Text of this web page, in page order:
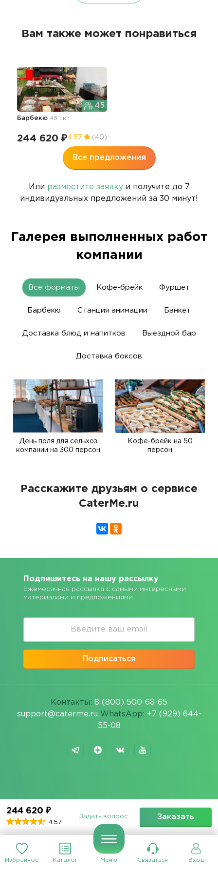
Избранное Каталог Меню Связаться Вход
244 620 ₽
4.57
Заказать
Задать вопрос
Вам также может понравиться
45
Барбекю 48.1 кг
244 620 ₽4.57 (40)
Все предложения
Или разместите заявкуи получите до 7
индивидуальных предложений за 30 минут!
Галерея выполненных работ
компании
Все форматы Кофе-брейк Фуршет
Барбекю Станция анимации Банкет
Доставка блюд и напитков Выездной бар
Доставка боксов
День поля для сельхоз
компании на 300 персон
Кофе-брейк на 50
персон
Расскажите друзьям о сервисе
CaterMe.ru
Подпишитесь на нашу рассылку
Ежемесячная рассылка с самыми интересными
материалами и предложениями
Подписаться
Контакты: 8 (800) 500-68-65
support@caterme.ru WhatsApp: +7 (929) 644-
55-08
Фуршет
Меню